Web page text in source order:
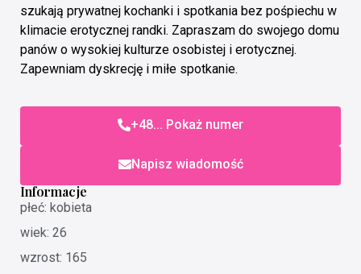
szukają prywatnej kochanki i spotkania bez pośpiechu w
klimacie erotycznej randki. Zapraszam do swojego domu
panów o wysokiej kulturze osobistej i erotycznej.
Zapewniam dyskrecję i miłe spotkanie.
+48... Pokaż numer
Napisz wiadomość
Informacje
płeć: kobieta
wiek: 26
wzrost: 165